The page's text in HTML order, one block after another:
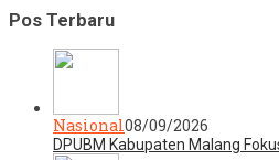
Pos Terbaru
Nasional08/09/2026
DPUBM Kabupaten Malang